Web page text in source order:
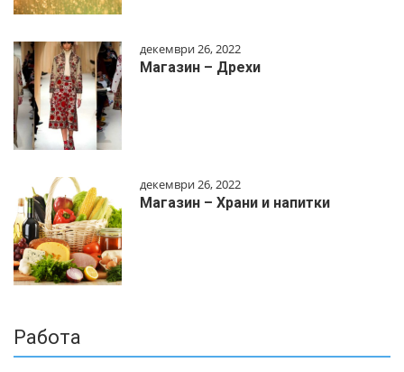
декември 26, 2022
Магазин – Дрехи
декември 26, 2022
Магазин – Храни и напитки
Работа